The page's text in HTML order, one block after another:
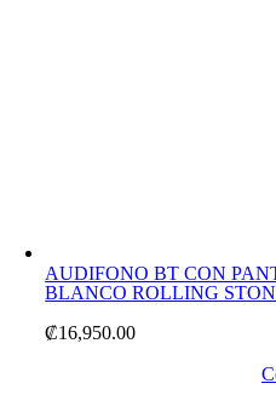
AUDIFONO BT CON
BLANCO ROLLING
₡16,950.00